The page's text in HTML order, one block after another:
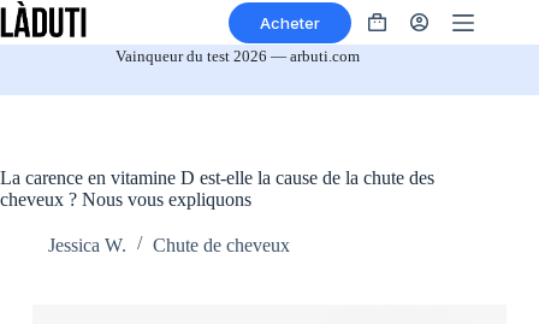
Aller
au
Acheter Panier
Vainqueur du test 2026 — arbuti.com
La carence en vitamine D est-elle la cause de la chute des
cheveux ? Nous vous expliquons
Jessica W. Chute de cheveux